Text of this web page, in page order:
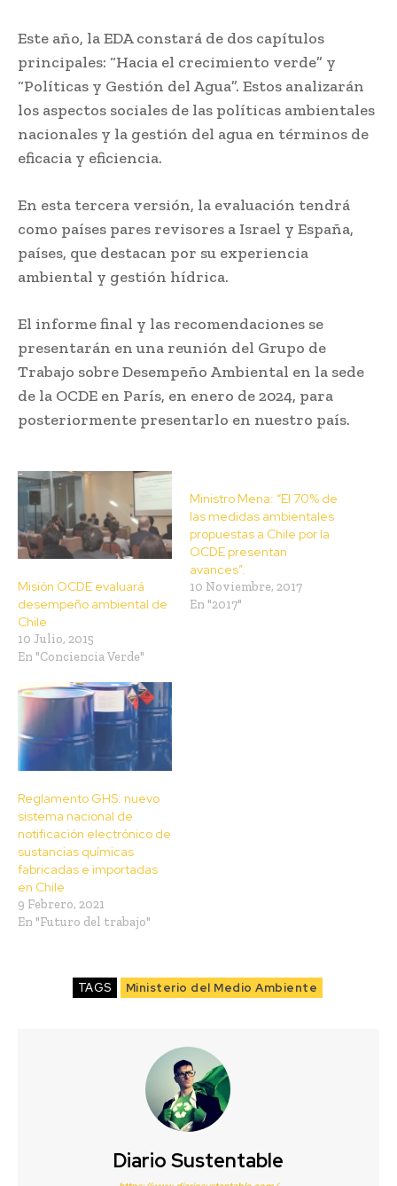
Este año, la EDA constará de dos capítulos
principales: “Hacia el crecimiento verde” y
“Políticas y Gestión del Agua”. Estos analizarán
los aspectos sociales de las políticas ambientales
nacionales y la gestión del agua en términos de
eficacia y eficiencia.
En esta tercera versión, la evaluación tendrá
como países pares revisores a Israel y España,
países, que destacan por su experiencia
ambiental y gestión hídrica.
El informe final y las recomendaciones se
presentarán en una reunión del Grupo de
Trabajo sobre Desempeño Ambiental en la sede
de la OCDE en París, en enero de 2024, para
posteriormente presentarlo en nuestro país.
Misión OCDE evaluará
desempeño ambiental de
Chile
10 Julio, 2015
En "Conciencia Verde"
Ministro Mena: “El 70% de
las medidas ambientales
propuestas a Chile por la
OCDE presentan
avances”.
10 Noviembre, 2017
En "2017"
Reglamento GHS: nuevo
sistema nacional de
notificación electrónico de
sustancias químicas
fabricadas e importadas
en Chile
9 Febrero, 2021
En "Futuro del trabajo"
TAGS Ministerio del Medio Ambiente
Diario Sustentable